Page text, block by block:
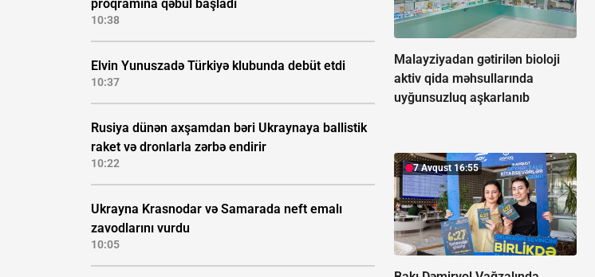
proqramına qəbul başladı
10:38
Elvin Yunuszadə Türkiyə klubunda debüt etdi
10:37
Rusiya dünən axşamdan bəri Ukraynaya ballistik
raket və dronlarla zərbə endirir
10:22
Ukrayna Krasnodar və Samarada neft emalı
zavodlarını vurdu
10:05
Malayziyadan gətirilən bioloji
aktiv qida məhsullarında
uyğunsuzluq aşkarlanıb
7 Avqust 16:55